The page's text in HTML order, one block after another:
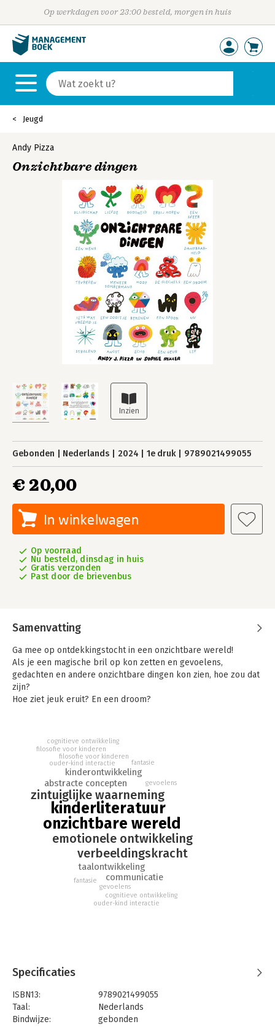
Op werkdagen voor 23:00 besteld, morgen in huis
Jeugd
Andy Pizza
Onzichtbare dingen
Gebonden Nederlands 2024 1e druk 9789021499055
€ 20,00
In winkelwagen
Op voorraad
Nu besteld, dinsdag in huis
Gratis verzonden
Past door de brievenbus
Samenvatting
Ga mee op ontdekkingstocht in een onzichtbare wereld!
Als je een magische bril op kon zetten en gevoelens,
gedachten en andere onzichtbare dingen kon zien, hoe zou dat
zijn?
Hoe ziet jeuk eruit? En een droom?
vieze geur, de smaak van broccoli, een angstig gevoel. Het
helpt ouders te praten over de binnenwereld van een kind.
kinderliteratuur
onzichtbare wereld
emotionele ontwikkeling
zintuiglijke waarneming
verbeeldingskracht
taalontwikkeling
abstracte concepten
kinderontwikkeling
communicatie
gevoelens
ouder-kind interactie
fantasie
filosofie voor kinderen
cognitieve ontwikkeling
gevoelens
ouder-kind interactie
fantasie
filosofie voor kinderen
cognitieve ontwikkeling
Specificaties
ISBN13:
9789021499055
Taal:
Nederlands
Bindwijze:
gebonden